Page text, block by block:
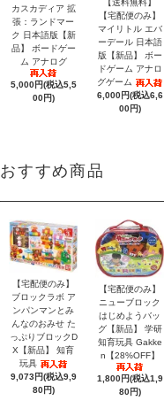
カスカディア 拡
張：ランドマー
ク 日本語版【新
品】 ボードゲー
ム アナログ
5,000円(税込5,5
00円)
【送料無料】
【宅配便のみ】
マイリトル エバ
ーデール 日本語
版【新品】 ボー
ドゲーム アナロ
グゲーム
6,000円(税込6,6
00円)
おすすめ商品
【宅配便のみ】
ブロックラボ ア
ンパンマンとみ
んなのおみせ た
っぷりブロックD
X【新品】 知育
玩具
9,073円(税込9,9
80円)
【宅配便のみ】
ニューブロック
はじめようバッ
グ【新品】 学研
知育玩具 Gakke
n【28%OFF】
1,800円(税込1,9
80円)